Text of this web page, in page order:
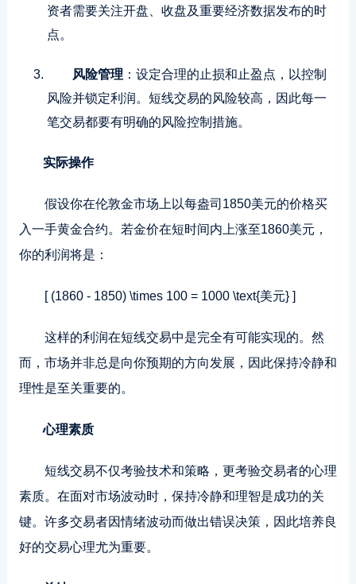
资者需要关注开盘、收盘及重要经济数据发布的时
点。
风险管理 ：设定合理的止损和止盈点，以控制
风险并锁定利润。短线交易的风险较高，因此每一
笔交易都要有明确的风险控制措施。
实际操作
假设你在伦敦金市场上以每盎司1850美元的价格买
入一手黄金合约。若金价在短时间内上涨至1860美元，
你的利润将是：
[ (1860 - 1850) \times 100 = 1000 \text{美元} ]
这样的利润在短线交易中是完全有可能实现的。然
而，市场并非总是向你预期的方向发展，因此保持冷静和
理性是至关重要的。
心理素质
短线交易不仅考验技术和策略，更考验交易者的心理
素质。在面对市场波动时，保持冷静和理智是成功的关
键。许多交易者因情绪波动而做出错误决策，因此培养良
好的交易心理尤为重要。